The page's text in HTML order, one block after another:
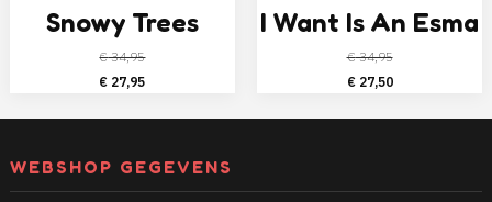
Snowy Trees
€34,95
Oorspronkelijke
€ 34,95.
€ 27,95Huidige
€ 27,95.
I Want Is An Esma
€34,95
Oorspronkelijke
€27,50Huidige
WEBSHOP GEGEVENS